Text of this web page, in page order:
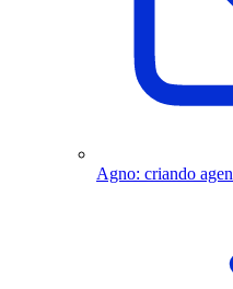
Agno: criando